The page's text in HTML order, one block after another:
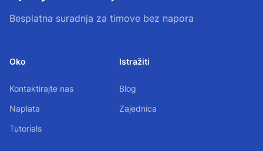
Besplatna suradnja za timove bez napora
Oko
Kontaktirajte nas
Naplata
Tutorials
Istražiti
Blog
Zajednica